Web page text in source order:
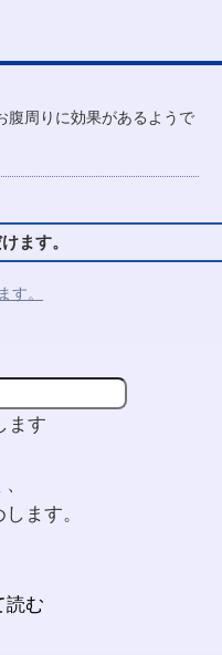
腹周りに効果があるようで
ます。
す。
ます
ます。